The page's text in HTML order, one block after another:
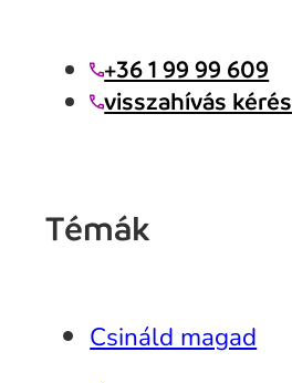
+36 1 99 99 609
visszahívás kérés
Témák
Csináld magad